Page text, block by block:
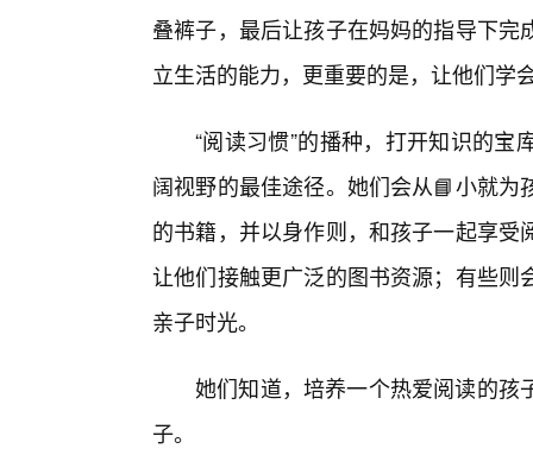
叠裤子，最后让孩子在妈妈的指导下
立生活的能力，更重要的是，让他们学
“阅读习惯”的播种，打开知识的
阔视野的最佳途径。她们会从📘小就
的书籍，并以身作则，和孩子一起享
让他们接触更广泛的图书资源；有些
亲子时光。
她们知道，培养一个热爱阅读的孩
子。